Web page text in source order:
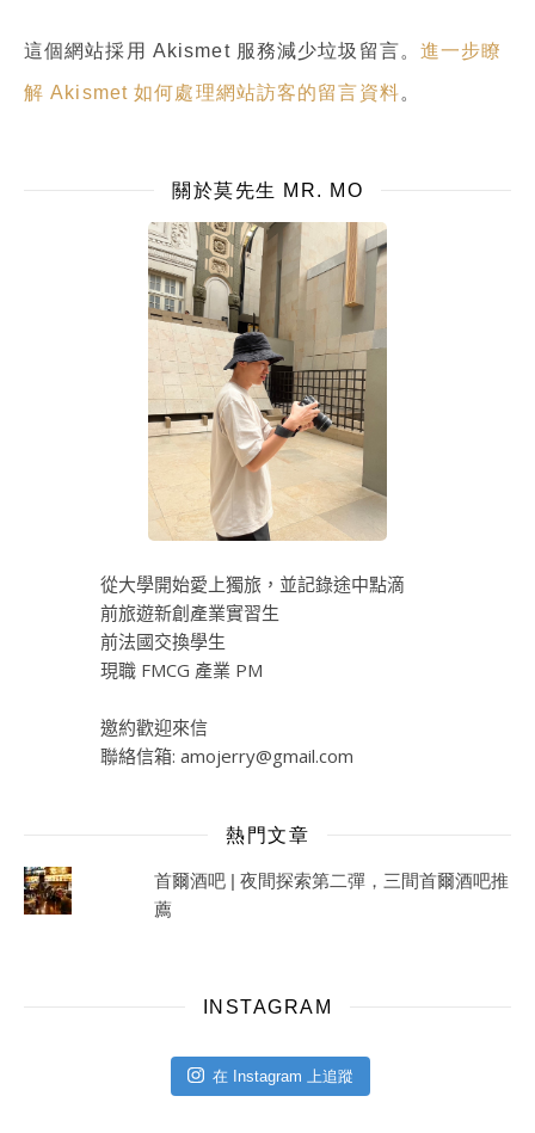
這個網站採用 Akismet 服務減少垃圾留言。 進一步瞭
解 Akismet 如何處理網站訪客的留言資料。
關於莫先生 MR. MO
從大學開始愛上獨旅，並記錄途中點滴
前旅遊新創產業實習生
前法國交換學生
現職 FMCG 產業 PM
邀約歡迎來信
聯絡信箱: amojerry@gmail.com
熱門文章
首爾酒吧 | 夜間探索第二彈，三間首爾酒吧推
薦
INSTAGRAM
在 Instagram 上追蹤